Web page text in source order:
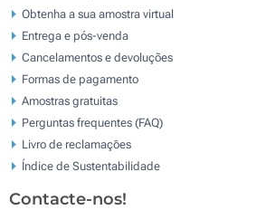
Obtenha a sua amostra virtual
Entrega e pós-venda
Cancelamentos e devoluções
Formas de pagamento
Amostras gratuitas
Perguntas frequentes (FAQ)
Livro de reclamaçōes
Índice de Sustentabilidade
Contacte-nos!